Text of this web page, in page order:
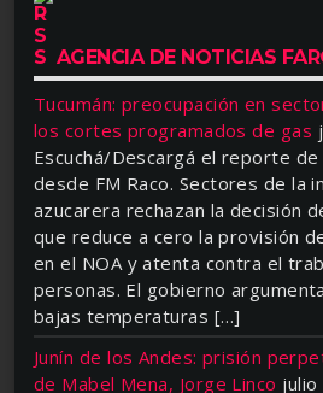
AGENCIA DE NOTICIAS
Tucumán: preocupación en
los cortes programados de gas
Escuchá/Descargá el reporte
desde FM Raco. Sectores de la
azucarera rechazan la decisión
que reduce a cero la provisión
en el NOA y atenta contra el
personas. El gobierno
bajas temperaturas […]
Junín de los Andes: prisión
de Mabel Mena, Jorge Linco julio